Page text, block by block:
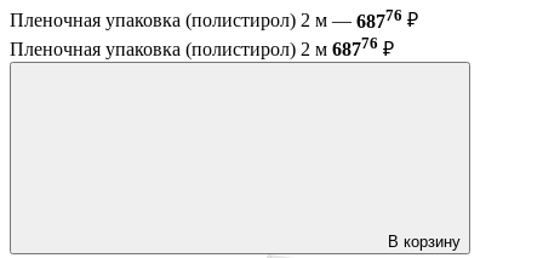
Пленочная упаковка (полистирол) 2 м — 68776 ₽
Пленочная упаковка (полистирол) 2 м 68776 ₽
В корзину